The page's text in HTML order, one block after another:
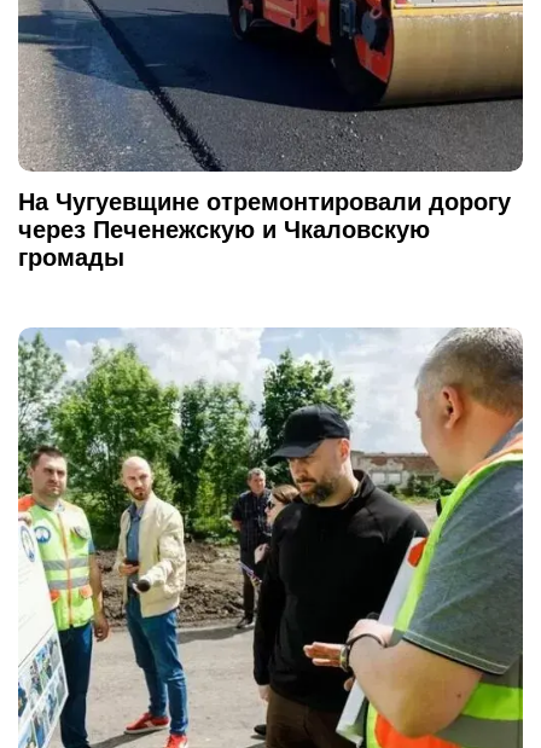
На Чугуевщине отремонтировали дорогу
через Печенежскую и Чкаловскую
громады